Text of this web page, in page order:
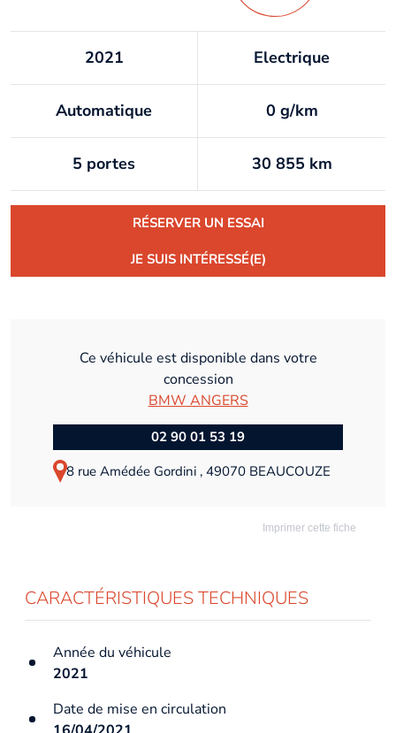
2021 Electrique
Automatique 0 g/km
5 portes 30 855 km
RÉSERVER UN ESSAI
JE SUIS INTÉRESSÉ(E)
Ce véhicule est disponible dans votre
concession
BMW ANGERS
02 90 01 53 19
8 rue Amédée Gordini , 49070 BEAUCOUZE
Imprimer cette fiche
CARACTÉRISTIQUES TECHNIQUES
Année du véhicule
2021
Date de mise en circulation